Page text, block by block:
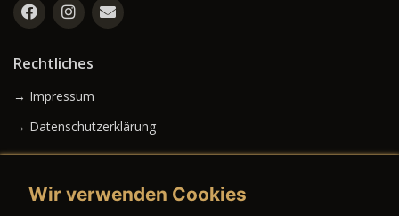
Rechtliches
→ Impressum
→ Datenschutzerklärung
Wir verwenden Cookies